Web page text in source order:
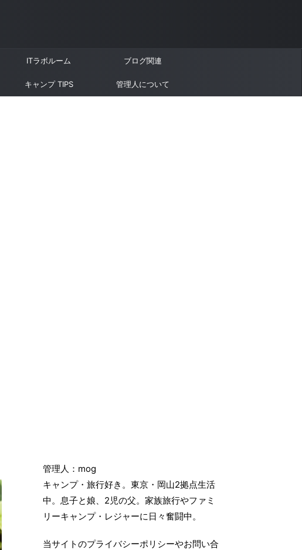
ITラボルーム ブログ関連
キャンプ TIPS 管理人について
管理人：mog
キャンプ・旅行好き。東京・岡山2拠点生活
中。息子と娘、2児の父。家族旅行やファミ
リーキャンプ・レジャーに日々奮闘中。
当サイトのプライバシーポリシーやお問い合